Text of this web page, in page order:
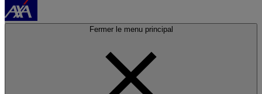
Fermer le menu principal